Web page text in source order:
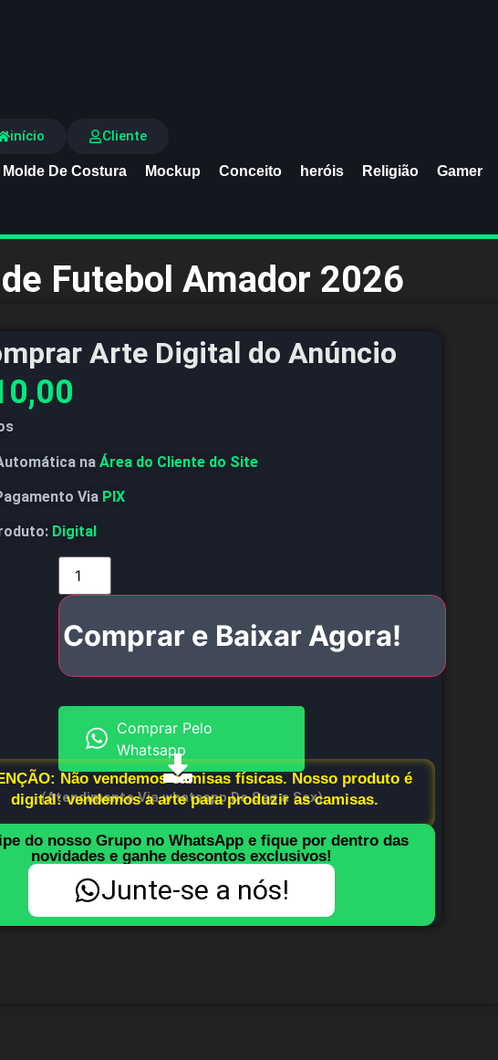
Molde De Costura Mockup Conceito heróis Religião Gamer
início Cliente
Futebol Amador 2026
Arte Digital do Anúncio
na Área do Cliente do Site
Via PIX
Digital
Comprar e Baixar Agora!
Comprar Pelo
Whatsapp
(Atendimento Via whatsapp De Seg a Sex)
Não vendemos camisas físicas. Nosso produto é
digital: vendemos a arte para produzir as camisas.
do nosso Grupo no WhatsApp e fique por dentro das
novidades e ganhe descontos exclusivos!
Junte-se a nós!